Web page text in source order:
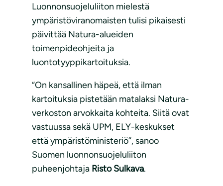
Luonnonsuojeluliiton mielestä
ympäristöviranomaisten tulisi pikaisesti
päivittää Natura-alueiden
toimenpideohjeita ja
luontotyyppikartoituksia.
“On kansallinen häpeä, että ilman
kartoituksia pistetään matalaksi Natura-
verkoston arvokkaita kohteita. Siitä ovat
vastuussa sekä UPM, ELY-keskukset
että ympäristöministeriö”, sanoo
Suomen luonnonsuojeluliiton
puheenjohtaja Risto Sulkava.